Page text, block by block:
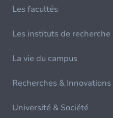
Les facultés
Les instituts de recherche
La vie du campus
Recherches & Innovations
Université & Société